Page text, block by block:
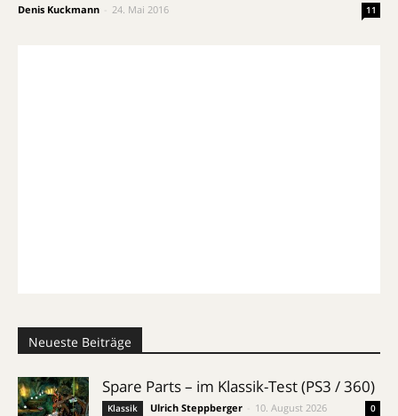
Denis Kuckmann 24. Mai 2016 11
Neueste Beiträge
Spare Parts – im Klassik-Test (PS3 / 360)
Klassik Ulrich Steppberger 10. August 2026 0